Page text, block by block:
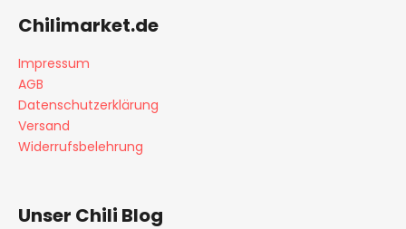
Chilimarket.de
Impressum
AGB
Datenschutzerklärung
Versand
Widerrufsbelehrung
Unser Chili Blog